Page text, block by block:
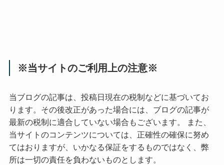
※当サイトのご利用上の注意※
当ブログの記事は、投稿日現在の税制などに基づいてお
ります。その後改正があった場合には、ブログの記事が
最新の税制に適合していない場合もございます。 また、
当サイトのコンテンツについては、正確性の確保に努め
てはおりますが、いかなる保証をするものではなく、弊
所は一切の責任を負わないものとします。